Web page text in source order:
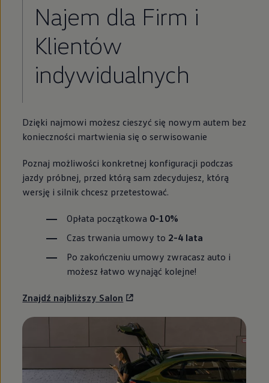
Najem dla Firm i
Klientów
indywidualnych
Dzięki najmowi możesz cieszyć się nowym autem bez
konieczności martwienia się o serwisowanie
Poznaj możliwości konkretnej konfiguracji podczas
jazdy próbnej, przed którą sam zdecydujesz, którą
wersję i silnik chcesz przetestować.
Opłata początkowa 0-10%
Czas trwania umowy to 2-4 lata
Po zakończeniu umowy zwracasz auto i
możesz łatwo wynająć kolejne!
Znajdź najbliższy Salon